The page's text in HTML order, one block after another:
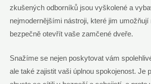
zkušených odborníků jsou vyškolené a
nejmodernějšími nástroji, které jim umožňují
bezpečně otevřít vaše zamčené dveře.
Snažíme se nejen poskytovat vám
ale také zajistit vaši úplnou spokojenost. Je